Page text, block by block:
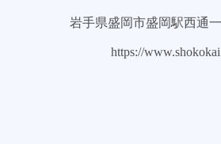
岩手県盛岡市盛岡駅西通
https://